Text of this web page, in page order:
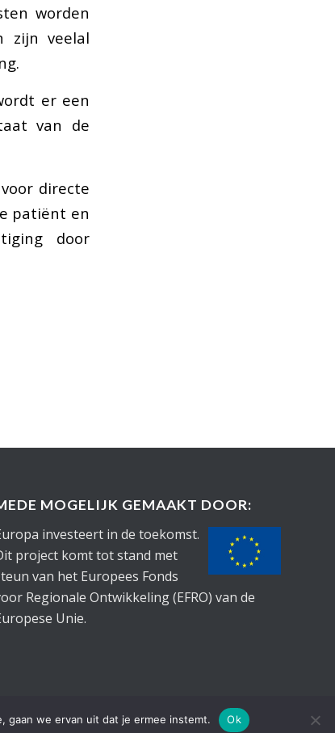
worden
zijn veelal
er een
van de
directe
patiënt en
door
MOGELIJK GEMAAKT DOOR:
investeert in de toekomst.
project komt tot stand met
van het Europees Fonds
Regionale Ontwikkeling (EFRO) van de
Unie.
gaan we ervan uit dat je ermee instemt. Ok